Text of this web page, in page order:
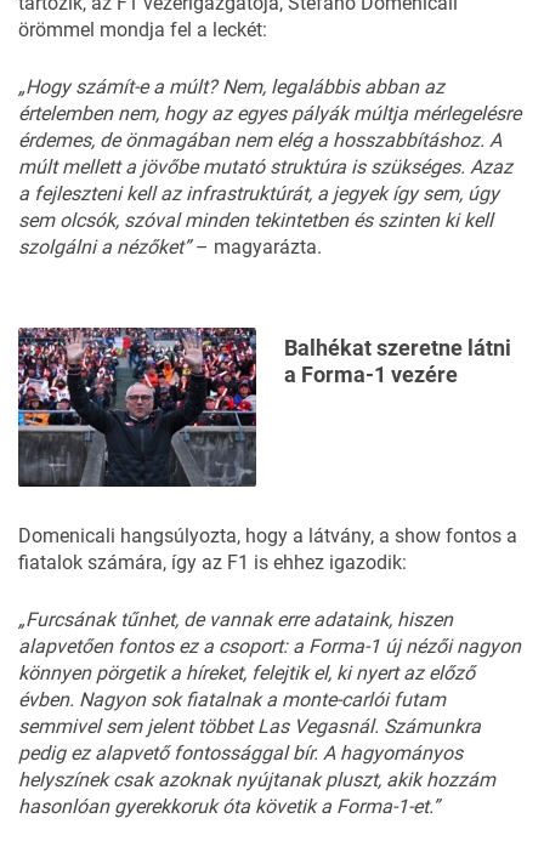
örömmel mondja fel a leckét:
„Hogy számít-e a múlt? Nem, legalábbis abban az
értelemben nem, hogy az egyes pályák múltja mérlegelésre
érdemes, de önmagában nem elég a hosszabbításhoz. A
múlt mellett a jövőbe mutató struktúra is szükséges. Azaz
a fejleszteni kell az infrastruktúrát, a jegyek így sem, úgy
sem olcsók, szóval minden tekintetben és szinten ki kell
szolgálni a nézőket”– magyarázta.
Balhékat szeretne látni
a Forma-1 vezére
Domenicali hangsúlyozta, hogy a látvány, a show fontos a
fiatalok számára, így az F1 is ehhez igazodik:
„Furcsának tűnhet, de vannak erre adataink, hiszen
alapvetően fontos ez a csoport: a Forma-1 új nézői nagyon
könnyen pörgetik a híreket, felejtik el, ki nyert az előző
évben. Nagyon sok fiatalnak a monte-carlói futam
semmivel sem jelent többet Las Vegasnál. Számunkra
pedig ez alapvető fontossággal bír. A hagyományos
helyszínek csak azoknak nyújtanak pluszt, akik hozzám
hasonlóan gyerekkoruk óta követik a Forma-1-et.”